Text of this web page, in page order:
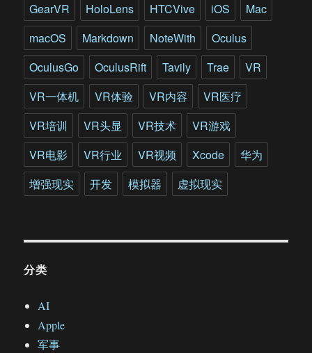
GearVR
HoloLens HTCVive iOS
Mac
macOS
Markdown NoteWith
Oculus
OculusGo
OculusRift Tavily Trae
VR
VR一体机
VR体验 VR内容
VR医疗
VR培训
VR头显 VR技术
VR游戏
VR电影
VR行业 VR视频 Xcode
华为
增强现实
开发 模拟器 虚拟现实
分类
AI
Apple
军事